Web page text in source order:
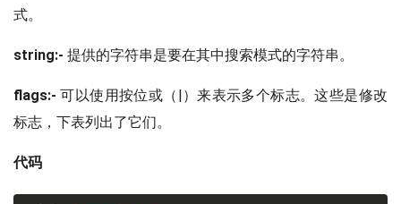
式。
string:- 提供的字符串是要在其中搜索模式的字符串。
flags:- 可以使用按位或（|）来表示多个标志。这些是修改
标志，下表列出了它们。
代码